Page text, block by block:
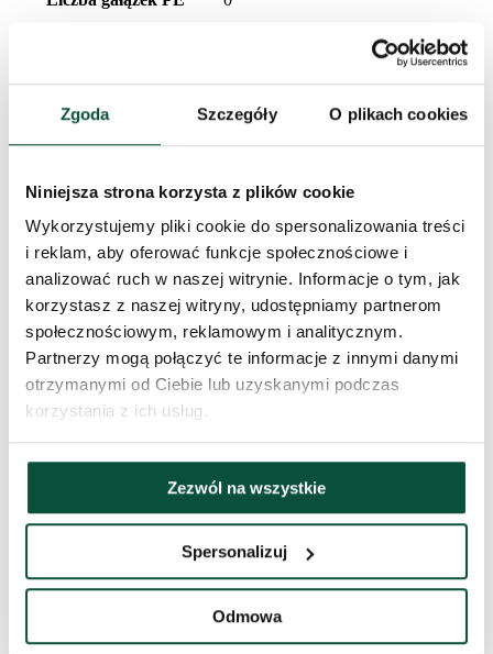
Zgoda Szczegóły O plikach cookies
Niniejsza strona korzysta z plików cookie
Wykorzystujemy pliki cookie do spersonalizowania treści
i reklam, aby oferować funkcje społecznościowe i
analizować ruch w naszej witrynie. Informacje o tym, jak
korzystasz z naszej witryny, udostępniamy partnerom
społecznościowym, reklamowym i analitycznym.
Partnerzy mogą połączyć te informacje z innymi danymi
otrzymanymi od Ciebie lub uzyskanymi podczas
korzystania z ich usług.
Zezwól na wszystkie
Spersonalizuj
Odmowa
Liczba gałązek PVC 215
Procentowy udział 3D/PVC 0/100
Liczba części
Typ rozkładania system rozkładania
Stojak (w zestawie)
Czas dostawy 3 dni